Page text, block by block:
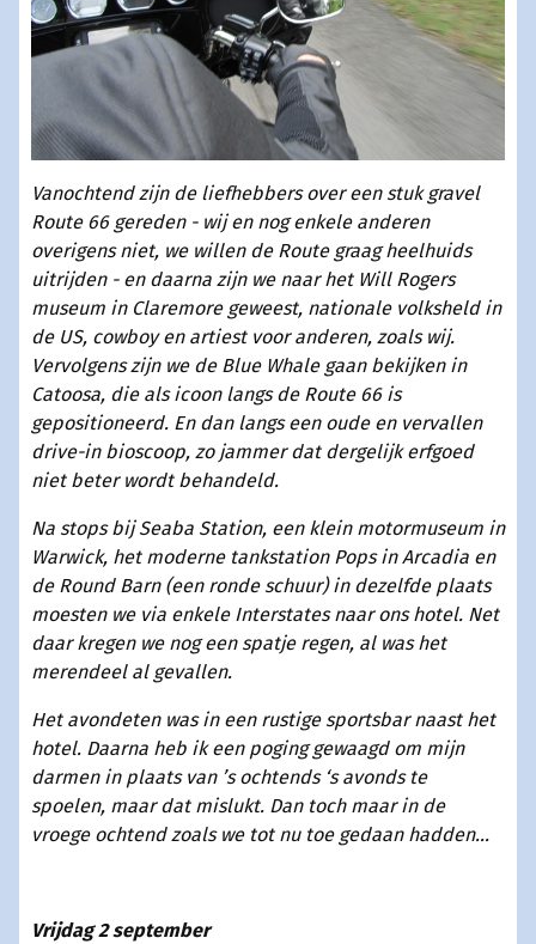
Vanochtend zijn de liefhebbers over een stuk gravel
Route 66 gereden - wij en nog enkele anderen
overigens niet, we willen de Route graag heelhuids
uitrijden - en daarna zijn we naar het Will Rogers
museum in Claremore geweest, nationale volksheld in
de US, cowboy en artiest voor anderen, zoals wij.
Vervolgens zijn we de Blue Whale gaan bekijken in
Catoosa, die als icoon langs de Route 66 is
gepositioneerd. En dan langs een oude en vervallen
drive-in bioscoop, zo jammer dat dergelijk erfgoed
niet beter wordt behandeld.
Na stops bij Seaba Station, een klein motormuseum in
Warwick, het moderne tankstation Pops in Arcadia en
de Round Barn (een ronde schuur) in dezelfde plaats
moesten we via enkele Interstates naar ons hotel. Net
daar kregen we nog een spatje regen, al was het
merendeel al gevallen.
Het avondeten was in een rustige sportsbar naast het
hotel. Daarna heb ik een poging gewaagd om mijn
darmen in plaats van ’s ochtends ‘s avonds te
spoelen, maar dat mislukt. Dan toch maar in de
vroege ochtend zoals we tot nu toe gedaan hadden...
Vrijdag 2 september